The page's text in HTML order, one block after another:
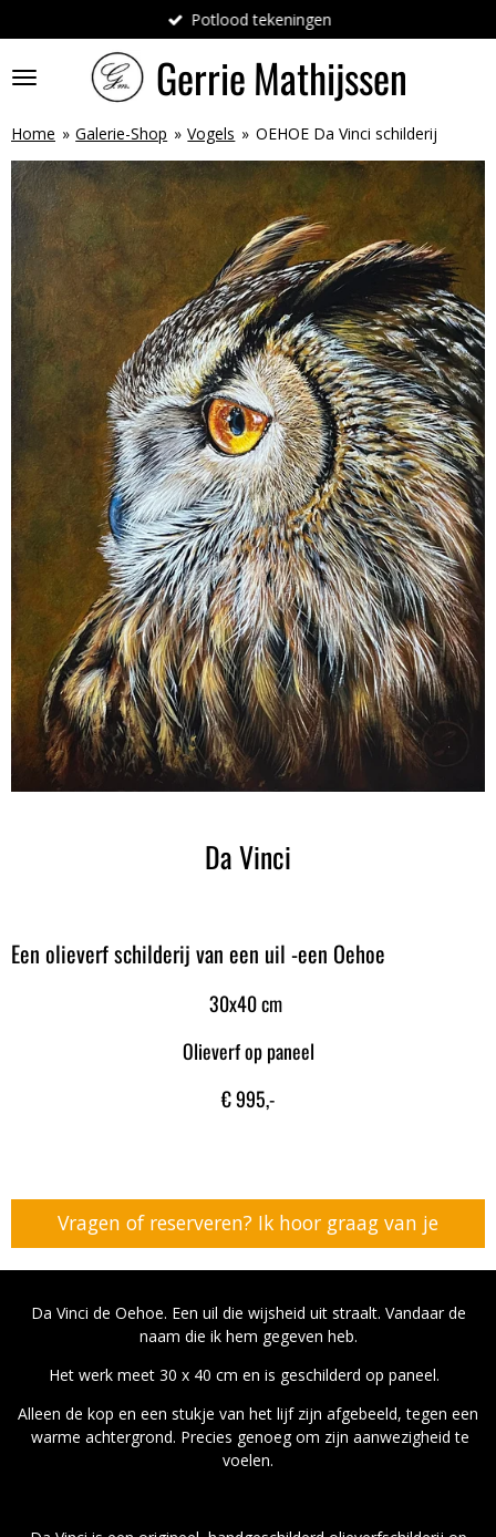
direct
naar
de
GerrieMathijssen
Potlood tekeningen
Home » Galerie-Shop » Vogels » OEHOE Da Vinci schilderij
Da Vinci
Een olieverf schilderij van een uil -een Oehoe
30x40 cm
Olieverf op paneel
€ 995,-
Vragen of reserveren? Ik hoor graag van je
Da Vinci de Oehoe. Een uil die wijsheid uit straalt. Vandaar de
naam die ik hem gegeven heb.
Het werk meet 30 x 40 cm en is geschilderd op paneel.
Alleen de kop en een stukje van het lijf zijn afgebeeld, tegen een
warme achtergrond. Precies genoeg om zijn aanwezigheid te
voelen.